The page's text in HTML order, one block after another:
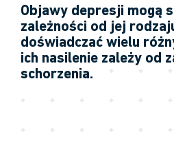
Objawy depresji mogą
zależności od jej
doświadczać wielu
ich nasilenie zależy od
schorzenia.